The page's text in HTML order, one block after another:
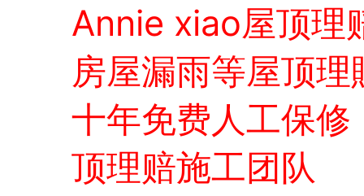
Annie xiao屋顶理
房屋漏雨等屋顶理
十年免费人工保
顶理赔施工团队